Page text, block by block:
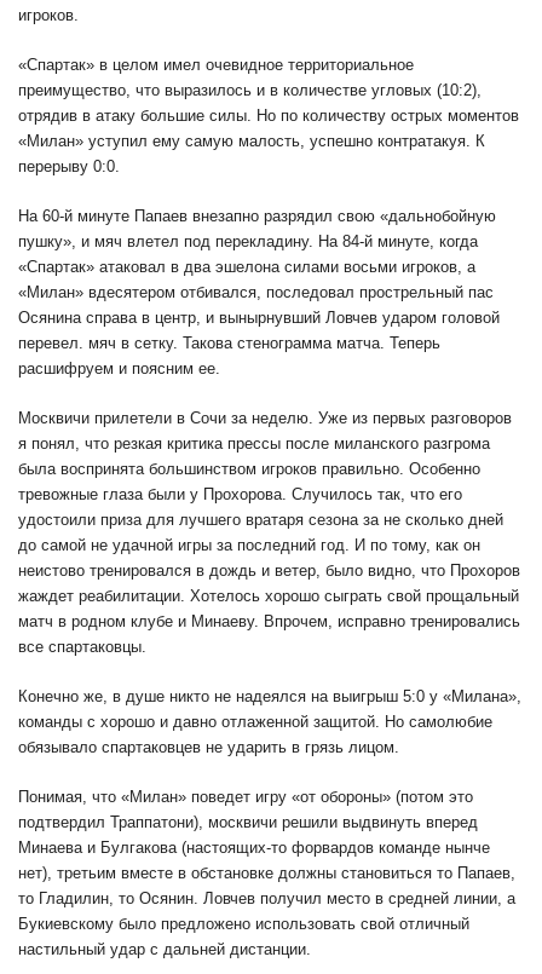
игроков.
«Спартак» в целом имел очевидное территориальное
преимущество, что выразилось и в количестве угловых (10:2),
отрядив в атаку большие силы. Но по количеству острых моментов
«Милан» уступил ему самую малость, успешно контратакуя. К
перерыву 0:0.
На 60-й минуте Папаев внезапно разрядил свою «дальнобойную
пушку», и мяч влетел под перекладину. На 84-й минуте, когда
«Спартак» атаковал в два эшелона силами восьми игроков, а
«Милан» вдесятером отбивался, последовал прострельный пас
Осянина справа в центр, и вынырнувший Ловчев ударом головой
перевел. мяч в сетку. Такова стенограмма матча. Теперь
расшифруем и поясним ее.
Москвичи прилетели в Сочи за неделю. Уже из первых разговоров
я понял, что резкая критика прессы после миланского разгрома
была воспринята большинством игроков правильно. Особенно
тревожные глаза были у Прохорова. Случилось так, что его
удостоили приза для лучшего вратаря сезона за не сколько дней
до самой не удачной игры за последний год. И по тому, как он
неистово тренировался в дождь и ветер, было видно, что Прохоров
жаждет реабилитации. Хотелось хорошо сыграть свой прощальный
матч в родном клубе и Минаеву. Впрочем, исправно тренировались
все спартаковцы.
Конечно же, в душе никто не надеялся на выигрыш 5:0 у «Милана»,
команды с хорошо и давно отлаженной защитой. Но самолюбие
обязывало спартаковцев не ударить в грязь лицом.
Понимая, что «Милан» поведет игру «от обороны» (потом это
подтвердил Траппатони), москвичи решили выдвинуть вперед
Минаева и Булгакова (настоящих-то форвардов команде нынче
нет), третьим вместе в обстановке должны становиться то Папаев,
то Гладилин, то Осянин. Ловчев получил место в средней линии, а
Букиевскому было предложено использовать свой отличный
настильный удар с дальней дистанции.